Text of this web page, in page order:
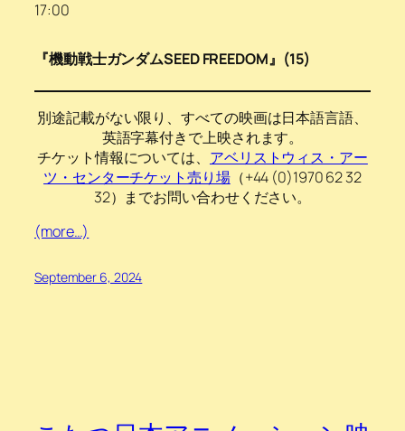
17:00
『機動戦士ガンダムSEED FREEDOM』(15)
別途記載がない限り、すべての映画は日本語言語、
英語字幕付きで上映されます。
チケット情報については、 アベリストウィス・アー
ツ・センターチケット売り場（+44 (0)1970 62 32
32）までお問い合わせください。
(more…)
September 6, 2024